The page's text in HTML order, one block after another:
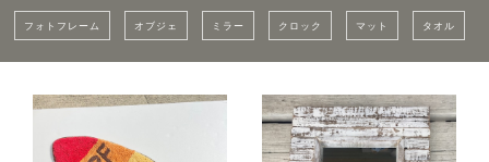
フォトフレーム オブジェ ミラー クロック マット タオル